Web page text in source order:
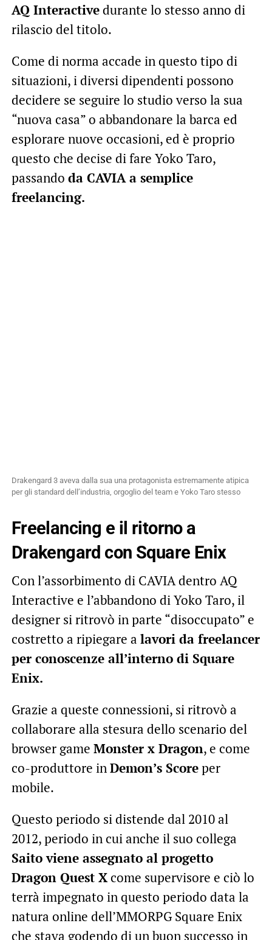
AQ Interactivedurante lo stesso anno di
rilascio del titolo.
Come di norma accade in questo tipo di
situazioni, i diversi dipendenti possono
decidere se seguire lo studio verso la sua
“nuova casa” o abbandonare la barca ed
esplorare nuove occasioni, ed è proprio
questo che decise di fare Yoko Taro,
passando da CAVIA a semplice
freelancing.
Drakengard 3 aveva dalla sua una protagonista estremamente atipica
per gli standard dell’industria, orgoglio del team e Yoko Taro stesso
Freelancing e il ritorno a
Drakengard con Square Enix
Con l’assorbimento di CAVIA dentro AQ
Interactive e l’abbandono di Yoko Taro, il
designer si ritrovò in parte “disoccupato” e
costretto a ripiegare a lavori da freelancer
per conoscenze all’interno di Square
Enix.
Grazie a queste connessioni, si ritrovò a
collaborare alla stesura dello scenario del
browser game Monster x Dragon, e come
co-produttore inDemon’s Scoreper
mobile.
Questo periodo si distende dal 2010 al
2012, periodo in cui anche il suo collega
Saito viene assegnato al progetto
Dragon Quest Xcome supervisore e ciò lo
terrà impegnato in questo periodo data la
natura online dell’MMORPG Square Enix
che stava godendo di un buon successo in